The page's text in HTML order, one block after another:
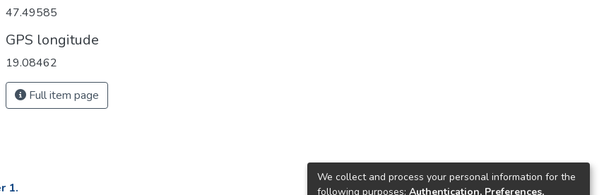
47.49585
GPS longitude
19.08462
Full item page
1.
We collect and process your personal information for the
following purposes: Authentication, Preferences,